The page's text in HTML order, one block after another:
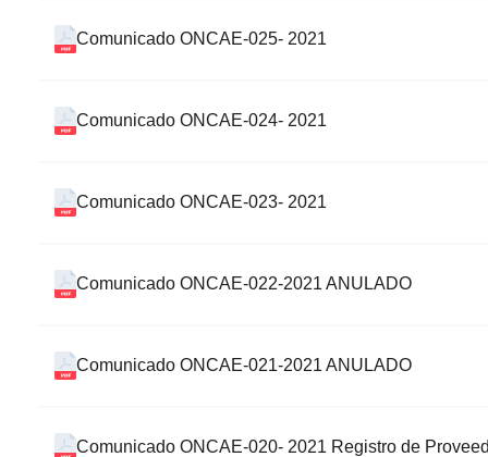
Comunicado ONCAE-025- 2021
Comunicado ONCAE-024- 2021
Comunicado ONCAE-023- 2021
Comunicado ONCAE-022-2021 ANULADO
Comunicado ONCAE-021-2021 ANULADO
Comunicado ONCAE-020- 2021 Registro de